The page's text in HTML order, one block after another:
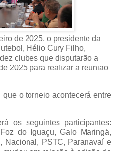
de 2025, o presidente da
Hélio Cury Filho,
clubes que disputarão a
2025 para realizar a reunião
o torneio acontecerá entre
os seguintes participantes:
do Iguaçu, Galo Maringá,
Nacional, PSTC, Paranavaí e